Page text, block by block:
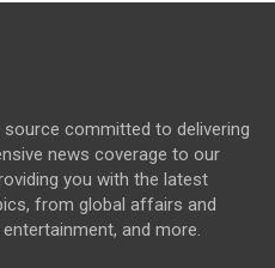
committed to delivering
news coverage to our
you with the latest
from global affairs and
and more.